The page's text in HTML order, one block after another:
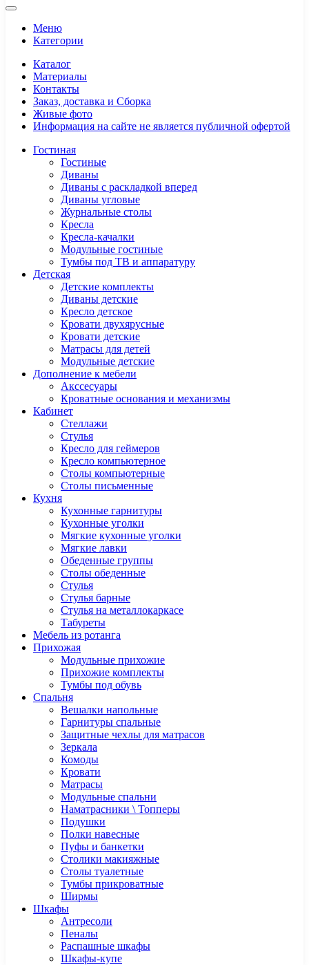
Меню
Категории
Каталог
Материалы
Контакты
Заказ, доставка и Сборка
Живые фото
Информация на сайте не является публичной офертой
Гостиная
Гостиные
Диваны
Диваны с раскладкой вперед
Диваны угловые
Журнальные столы
Кресла
Кресла-качалки
Модульные гостиные
Тумбы под ТВ и аппаратуру
Детская
Детские комплекты
Диваны детские
Кресло детское
Кровати двухярусные
Кровати детские
Матрасы для детей
Модульные детские
Дополнение к мебели
Акссесуары
Кроватные основания и механизмы
Кабинет
Cтеллажи
Cтулья
Кресло для геймеров
Кресло компьютерное
Столы компьютерные
Столы письменные
Кухня
Кухонные гарнитуры
Кухонные уголки
Мягкие кухонные уголки
Мягкие лавки
Обеденные группы
Столы обеденные
Стулья
Стулья барные
Стулья на металлокаркасе
Табуреты
Мебель из ротанга
Прихожая
Модульные прихожие
Прихожие комплекты
Тумбы под обувь
Спальня
Вешалки напольные
Гарнитуры спальные
Защитные чехлы для матрасов
Зеркала
Комоды
Кровати
Матрасы
Модульные спальни
Наматрасники \ Топперы
Подушки
Полки навесные
Пуфы и банкетки
Столики макияжные
Столы туалетные
Тумбы прикроватные
Ширмы
Шкафы
Антресоли
Пеналы
Распашные шкафы
Шкафы-купе